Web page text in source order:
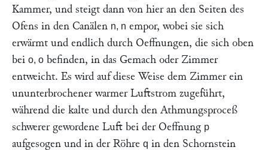
Kammer, und steigt dann von hier an den Seiten des
Ofens in den Canälen n, n empor, wobei sie sich
erwärmt und endlich durch Oeffnungen, die sich oben
bei o, o befinden, in das Gemach oder Zimmer
entweicht. Es wird auf diese Weise dem Zimmer ein
ununterbrochener warmer Luftstrom zugeführt,
während die kalte und durch den Athmungsproceß
schwerer gewordene Luft bei der Oeffnung p
aufgesogen und in der Röhre q in den Schornstein